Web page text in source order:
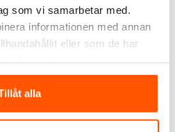
som vi samarbetar med.
informationen med annan
eller som de har
alla